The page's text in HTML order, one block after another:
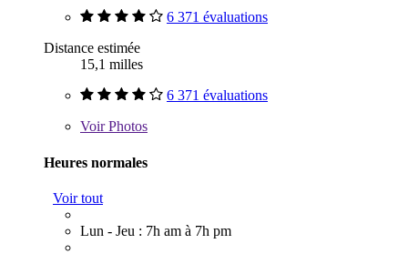
6 371 évaluations
Distance estimée
15,1 milles
6 371 évaluations
VoirPhotos
Heures normales
Voir tout
Lun - Jeu : 7h am à 7h pm